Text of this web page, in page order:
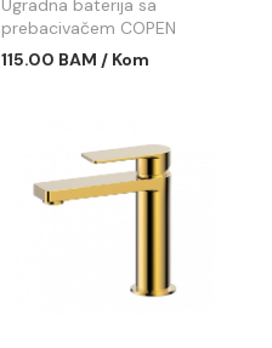
Ugradna baterija sa
prebacivačem COPEN
NOOK mat crna C-01-
115.00 BAM / Kom